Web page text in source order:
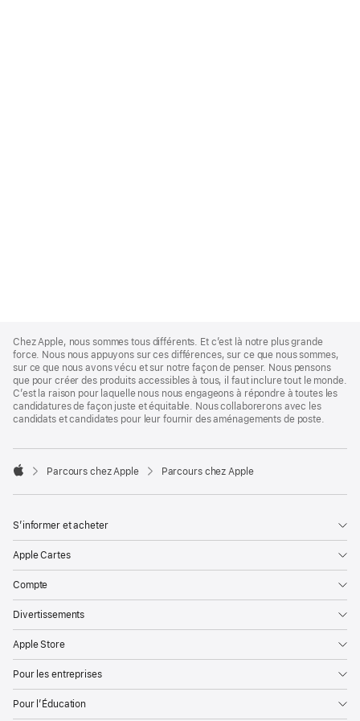
Footer
Chez Apple, nous sommes tous différents. Et c’est là notre plus grande
force. Nous nous appuyons sur ces différences, sur ce que nous sommes,
sur ce que nous avons vécu et sur notre façon de penser. Nous pensons
que pour créer des produits accessibles à tous, il faut inclure tout le monde.
C’est la raison pour laquelle nous nous engageons à répondre à toutes les
candidatures de façon juste et équitable. Nous collaborerons avec les
candidats et candidates pour leur fournir des aménagements de poste.

Parcours chez Apple Parcours chez Apple
S’informer et acheter
Apple Cartes
Compte
Divertissements
Apple Store
Pour les entreprises
Pour l’Éducation